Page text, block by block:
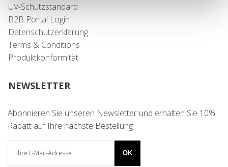
UV-Schutzstandard
B2B Portal Login
Datenschutzerklärung
Terms & Conditions
Produktkonformität
NEWSLETTER
Abonnieren Sie unseren Newsletter und erhalten Sie 10%
Rabatt auf Ihre nächste Bestellung
OK